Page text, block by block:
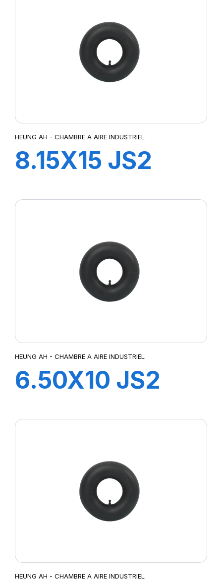
HEUNG AH - CHAMBRE A AIRE INDUSTRIEL
8.15X15 JS2
HEUNG AH - CHAMBRE A AIRE INDUSTRIEL
6.50X10 JS2
HEUNG AH - CHAMBRE A AIRE INDUSTRIEL